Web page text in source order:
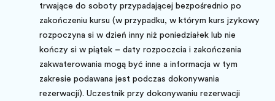
trwające do soboty przypadającej bezpośrednio po
zakończeniu kursu (w przypadku, w którym kurs językowy
rozpoczyna się w dzień inny niż poniedziałek lub nie
kończy się w piątek – daty rozpoczęcia i zakończenia
zakwaterowania mogą być inne a informacja w tym
zakresie podawana jest podczas dokonywania
rezerwacji). Uczestnik przy dokonywaniu rezerwacji